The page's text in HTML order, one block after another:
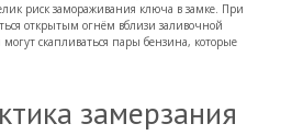
риск замораживания ключа в замке. При
открытым огнём вблизи заливочной
скапливаться пары бензина, которые
замерзания